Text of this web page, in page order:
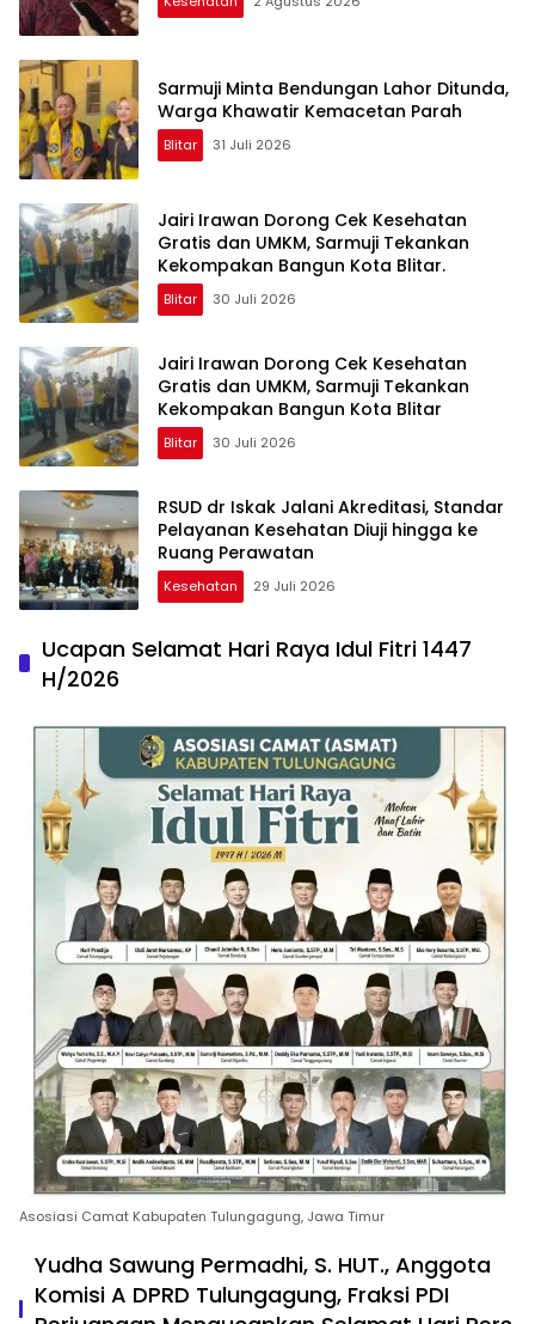
Sarmuji Minta Bendungan Lahor Ditunda,
Warga Khawatir Kemacetan Parah
Blitar 31 Juli 2026
Jairi Irawan Dorong Cek Kesehatan
Gratis dan UMKM, Sarmuji Tekankan
Kekompakan Bangun Kota Blitar.
Blitar 30 Juli 2026
Jairi Irawan Dorong Cek Kesehatan
Gratis dan UMKM, Sarmuji Tekankan
Kekompakan Bangun Kota Blitar
Blitar 30 Juli 2026
RSUD dr Iskak Jalani Akreditasi, Standar
Pelayanan Kesehatan Diuji hingga ke
Ruang Perawatan
Kesehatan 29 Juli 2026
Ucapan Selamat Hari Raya Idul Fitri 1447
H/2026
Asosiasi Camat Kabupaten Tulungagung, Jawa Timur
Yudha Sawung Permadhi, S. HUT., Anggota
Komisi A DPRD Tulungagung, Fraksi PDI